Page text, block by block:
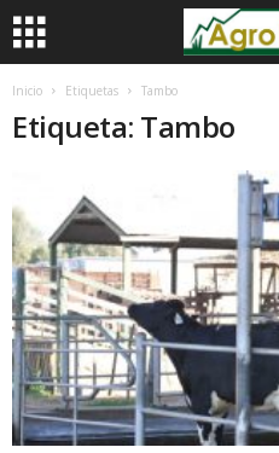
Inicio Etiquetas Tambo
Etiqueta: Tambo